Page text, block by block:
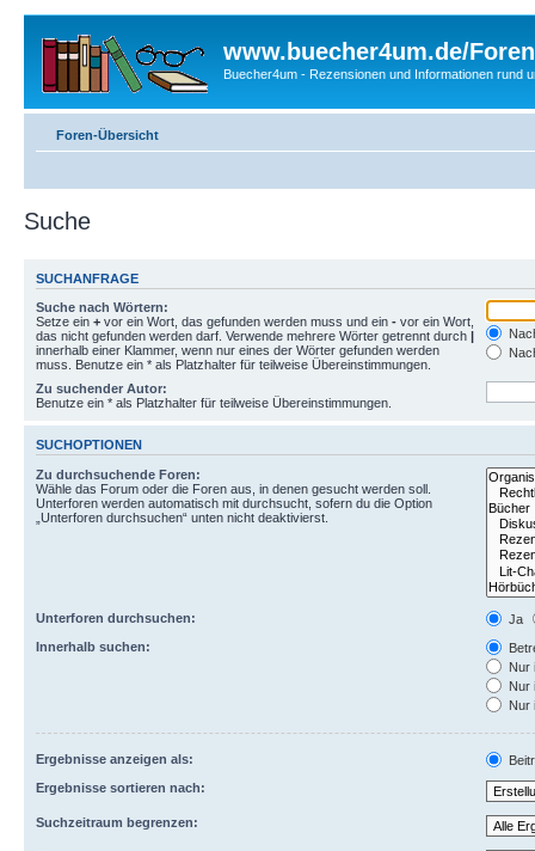
www.buecher4um.de/Foren
Buecher4um - Rezensionen und Informationen rund
Foren-Übersicht
Suche
SUCHANFRAGE
Suche nach Wörtern:
Setze ein + vor ein Wort, das gefunden werden muss und ein - vor ein Wort,
das nicht gefunden werden darf. Verwende mehrere Wörter getrennt durch |
innerhalb einer Klammer, wenn nur eines der Wörter gefunden werden
muss. Benutze ein * als Platzhalter für teilweise Übereinstimmungen.
Zu suchender Autor:
Benutze ein * als Platzhalter für teilweise Übereinstimmungen.
SUCHOPTIONEN
Zu durchsuchende Foren:
Wähle das Forum oder die Foren aus, in denen gesucht werden soll.
Unterforen werden automatisch mit durchsucht, sofern du die Option
„Unterforen durchsuchen“ unten nicht deaktivierst.
Unterforen durchsuchen:
Ja
Innerhalb suchen:
Nur
Nur
Nur
Ergebnisse anzeigen als:
Ergebnisse sortieren nach:
Suchzeitraum begrenzen: